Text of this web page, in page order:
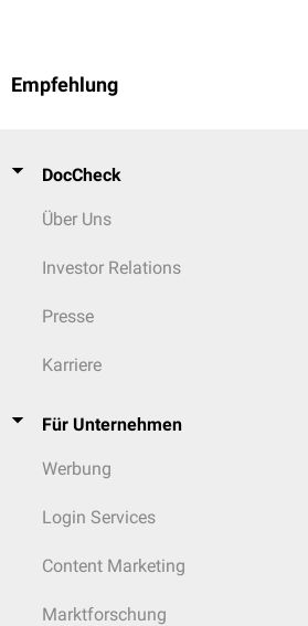
Empfehlung
DocCheck
Über Uns
Investor Relations
Presse
Karriere
Für Unternehmen
Werbung
Login Services
Content Marketing
Marktforschung